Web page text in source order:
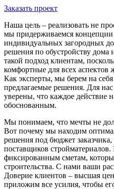
Заказать проект
Наша цель – реализовать не
мы придерживаемся концепции
индивидуальных загородных
решения по обустройству
такой подход клиентам,
комфортные для всех аспектов
Как эксперты, мы берем на себя
предлагаемые решения. Для
уверены, что каждое действие
обоснованным.
Мы понимаем, что мечты не
Вот почему мы находим
решения под бюджет
поставщиков
фиксированным сметам,
строительства. С нами ваши
Доверие клиентов – высшая
приложим все усилия, чтобы